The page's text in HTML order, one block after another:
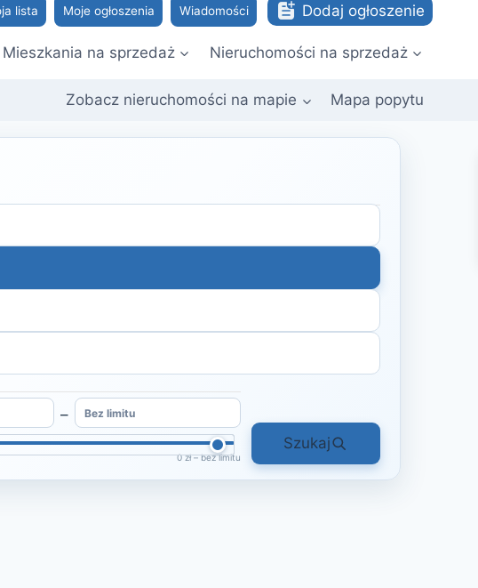
lista Moje ogłoszenia Wiadomości Dodaj ogłoszenie
Mieszkania na sprzedaż Nieruchomości na sprzedaż
Zobacz nieruchomości na mapie Mapa popytu
–
0 zł – bez limitu
Szukaj